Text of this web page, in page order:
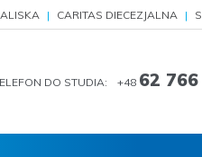
CARITAS DIECEZJALNA
DO STUDIA: +48 62